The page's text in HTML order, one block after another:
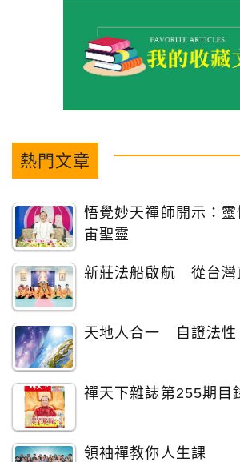
熱門文章
悟覺妙天禪師開示：
宙聖靈
新莊法船啟航 從台灣
天地人合一 自證法性
禪天下雜誌第255期目
領袖禪教你人生課